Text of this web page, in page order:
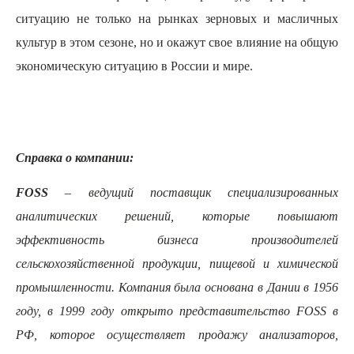
ситуацию не только на рынках зерновых и масличных
культур в этом сезоне, но и окажут свое влияние на общую
экономическую ситуацию в России и мире.
Справка о компании:
FOSS – ведущий поставщик специализированных
аналитических решений, которые повышают
эффективность бизнеса производителей
сельскохозяйственной продукции, пищевой и химической
промышленности. Компания была основана в Дании в 1956
году, в 1999 году открыто представительство FOSSв
РФ, которое осуществляет продажу анализаторов,